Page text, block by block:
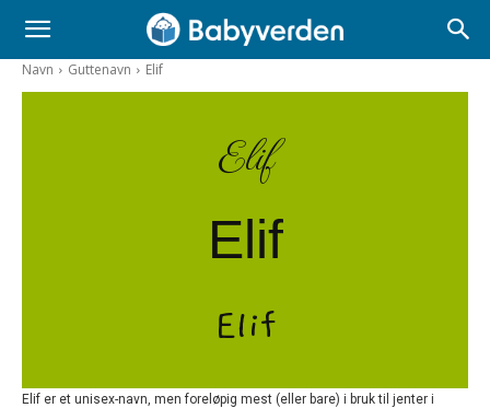
Navn Guttenavn Elif
Elif
Elif
Elif
Elif er et unisex-navn, men foreløpig mest (eller bare) i bruk til jenter i